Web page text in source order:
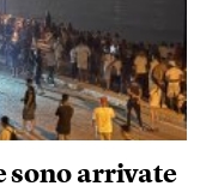
sono arrivate